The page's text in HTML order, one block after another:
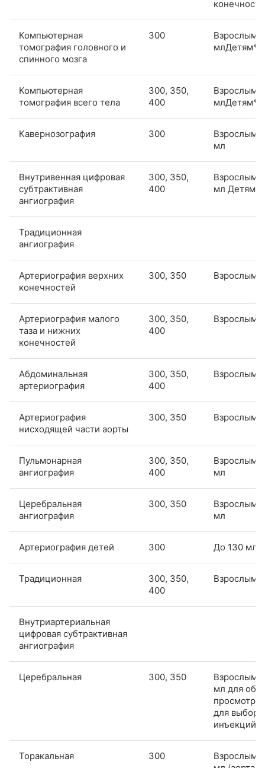
Компьютерная
томография головного и
спинного мозга
300
Взрослым:
млДетям**
Компьютерная
томография всего тела
300, 350,
400
Взрослым:
млДетям**
Кавернозография 300
Взрослым:
мл
Внутривенная цифровая
субтрактивная
ангиография
300, 350,
400
Взрослым:
мл Детям**
Традиционная
ангиография
Артериография верхних
конечностей
300, 350 Взрослым*
Артериография малого
таза и нижних
конечностей
300, 350,
400
Взрослым*
Абдоминальная
артериография
300, 350,
400
Взрослым*
Артериография
нисходящей части аорты
300, 350 Взрослым*
Пульмонарная
ангиография
300, 350,
400
Взрослым:
мл
Церебральная
ангиография
300, 350
Взрослым:
мл
Артериография детей 300 До 130
Традиционная
300, 350,
400
Внутриартериальная
цифровая субтрактивная
ангиография
Церебральная 300, 350
Взрослым:
мл для
для
инъекций
Торакальная 300